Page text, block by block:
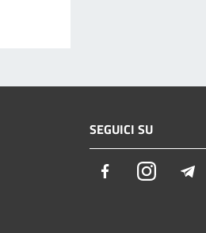
SEGUICI SU
FacebookInstagram